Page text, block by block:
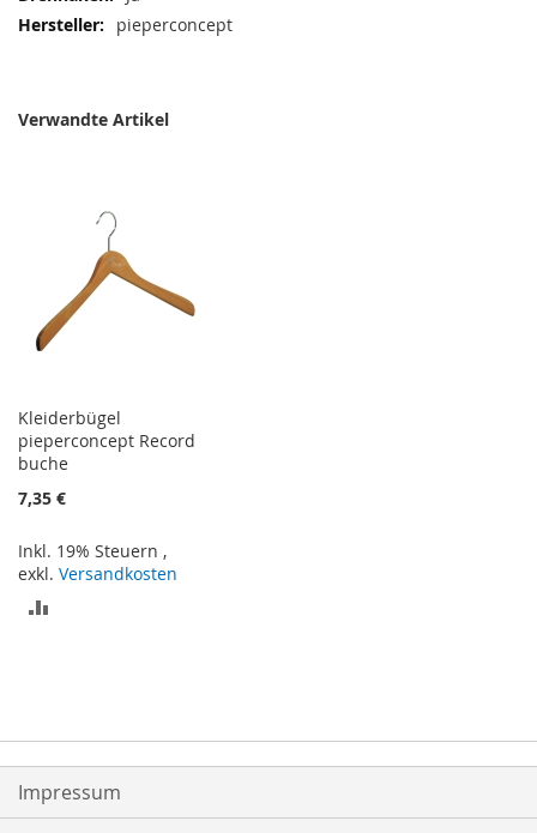
pieperconcept
Verwandte Artikel
Kleiderbügel
pieperconcept Record
buche
7,35 €
Inkl. 19% Steuern ,
exkl. Versandkosten
Impressum